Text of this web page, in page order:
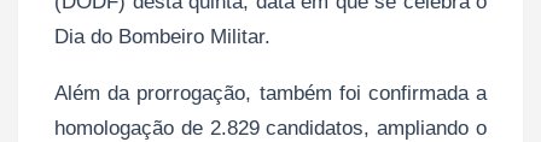
Dia do Bombeiro Militar.
Além da prorrogação, também foi confirmada a
homologação de 2.829 candidatos, ampliando o